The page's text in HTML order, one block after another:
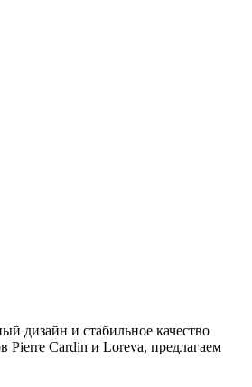
дизайн и стабильное качество
Cardin и Loreva, предлагаем